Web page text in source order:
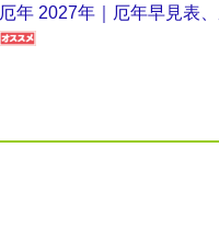
厄年 2027年｜厄年早見表